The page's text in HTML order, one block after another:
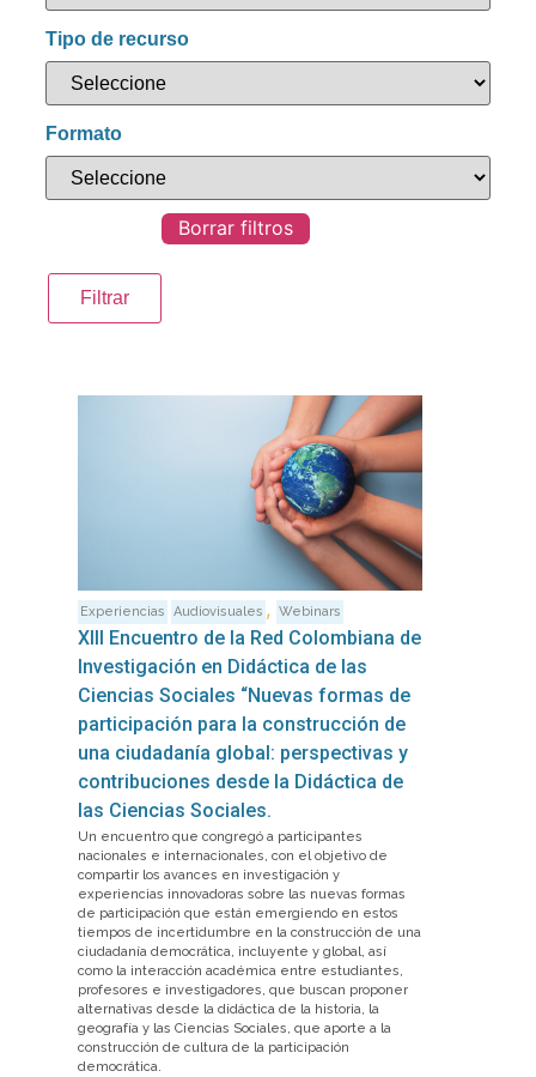
Tipo de recurso
Formato
Borrar filtros
Experiencias Audiovisuales , Webinars
XIII Encuentro de la Red Colombiana de
Investigación en Didáctica de las
Ciencias Sociales “Nuevas formas de
participación para la construcción de
una ciudadanía global: perspectivas y
contribuciones desde la Didáctica de
las Ciencias Sociales.
Un encuentro que congregó a participantes
nacionales e internacionales, con el objetivo de
compartir los avances en investigación y
experiencias innovadoras sobre las nuevas formas
de participación que están emergiendo en estos
tiempos de incertidumbre en la construcción de una
ciudadanía democrática, incluyente y global, así
como la interacción académica entre estudiantes,
profesores e investigadores, que buscan proponer
alternativas desde la didáctica de la historia, la
geografía y las Ciencias Sociales, que aporte a la
construcción de cultura de la participación
democrática.